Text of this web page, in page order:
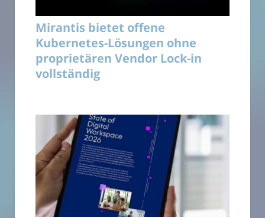
Mirantis bietet offene
Kubernetes-Lösungen ohne
proprietären Vendor Lock-in
vollständig